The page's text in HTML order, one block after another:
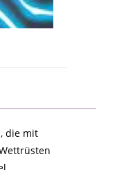
die mit